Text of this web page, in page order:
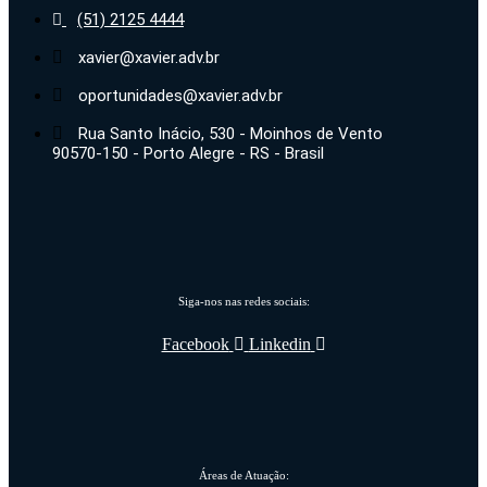
(51) 2125 4444
xavier@xavier.adv.br
oportunidades@xavier.adv.br
Rua Santo Inácio, 530 - Moinhos de Vento
90570-150 - Porto Alegre - RS - Brasil
Siga-nos nas redes sociais:
Facebook Linkedin
Áreas de Atuação: